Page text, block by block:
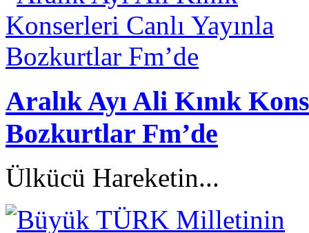
Aralık Ayı Ali Kınık
Bozkurtlar Fm’de
Ülkücü Hareketin...